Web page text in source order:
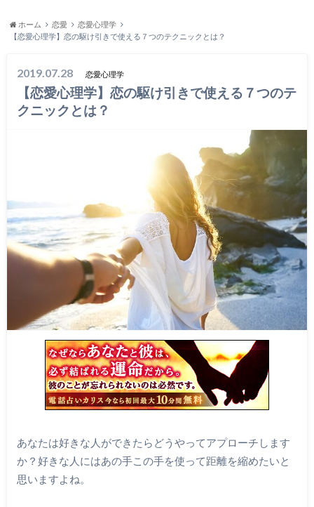
ホーム 恋愛
恋愛心理学
【恋愛心理学】恋の駆け引きで使える７つのテクニックとは？
2019.07.28 恋愛心理学
【恋愛心理学】恋の駆け引きで使える７つのテ
クニックとは？
あなたは好きな人ができたらどうやってアプローチします
か？好きな人にはあの手この手を使って距離を縮めたいと
思いますよね。